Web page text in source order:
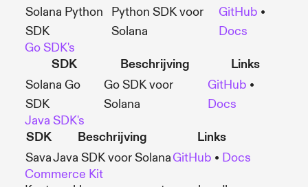
Solana Python
SDK
Python SDK voor
Solana
GitHub •
Docs
Go SDK's
SDK
Beschrijving
Links
Solana Go
SDK
Go SDK voor
Solana
GitHub •
Docs
Java SDK's
SDK
Beschrijving
Links
SavaJava SDK voor SolanaGitHub • Docs
Commerce Kit